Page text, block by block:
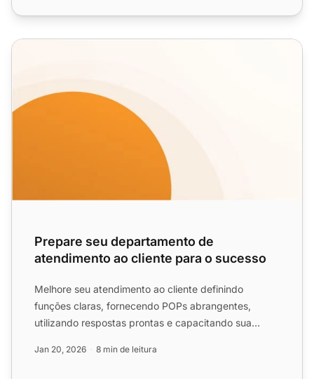
Prepare seu departamento de atendimento ao cliente
Prepare seu departamento de
atendimento ao cliente para o sucesso
Melhore seu atendimento ao cliente definindo
funções claras, fornecendo POPs abrangentes,
utilizando respostas prontas e capacitando sua
Jan 20, 2026 8 min de leitura